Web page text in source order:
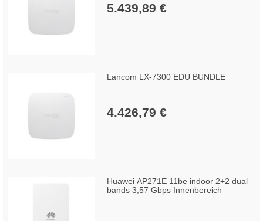
5.439,89 €
Lancom LX-7300 EDU BUNDLE
4.426,79 €
Huawei AP271E 11be indoor 2+2 dual
bands 3,57 Gbps Innenbereich